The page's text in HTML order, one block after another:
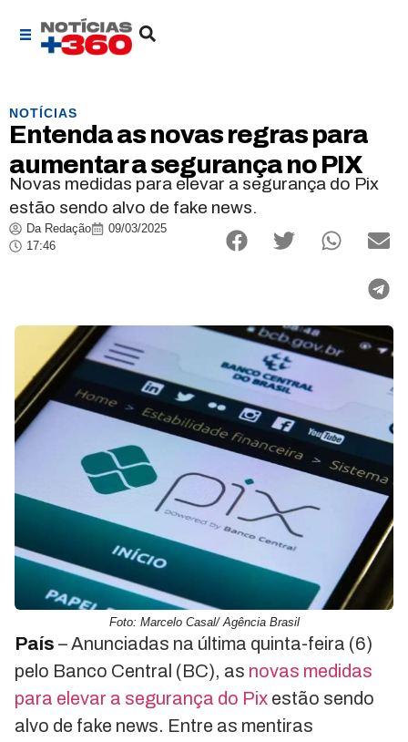
NOTÍCIAS
Entenda as novas regras para
aumentar a segurança no PIX
Novas medidas para elevar a segurança do Pix
estão sendo alvo de fake news.
Da Redação
09/03/2025
17:46
Foto: Marcelo Casal/ Agência Brasil
País – Anunciadas na última quinta-feira (6)
pelo Banco Central (BC), as novas medidas
para elevar a segurança do Pix estão sendo
alvo de fake news. Entre as mentiras